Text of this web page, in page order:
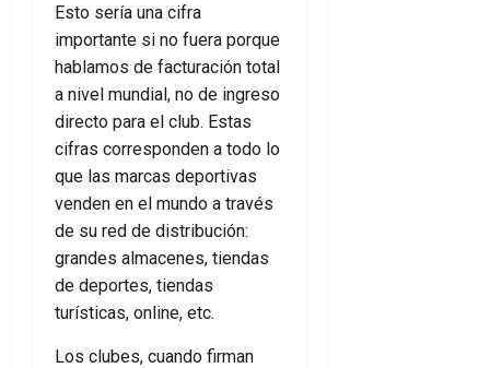
Esto sería una cifra
importante si no fuera porque
hablamos de facturación total
a nivel mundial, no de ingreso
directo para el club. Estas
cifras corresponden a todo lo
que las marcas deportivas
venden en el mundo a través
de su red de distribución:
grandes almacenes, tiendas
de deportes, tiendas
turísticas, online, etc.
Los clubes, cuando firman